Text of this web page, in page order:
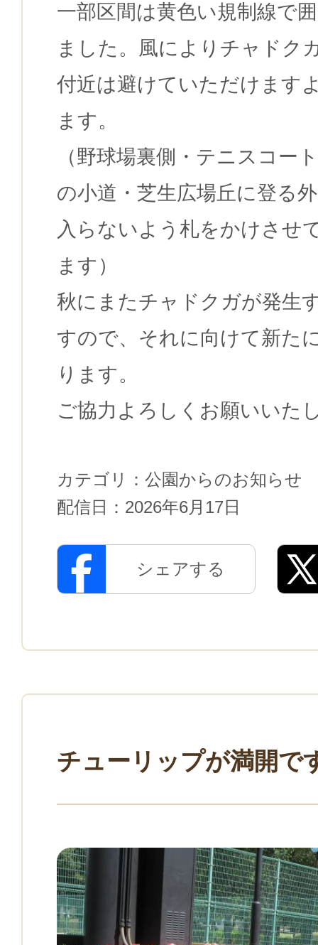
一部区間は黄色い規制線で
ました。風によりチャドク
付近は避けていただけます
ます。
（野球場裏側・テニスコー
の小道・芝生広場丘に登る
入らないよう札をかけさせ
ます）
秋にまたチャドクガが発生
すので、それに向けて新た
ります。
ご協力よろしくお願いいた
カテゴリ： 公園からのお知らせ
配信日： 2026年6月17日
シェアする
チューリップが満開で